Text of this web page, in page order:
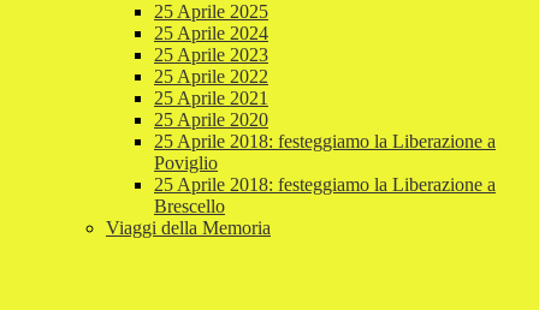
25 Aprile 2025
25 Aprile 2024
25 Aprile 2023
25 Aprile 2022
25 Aprile 2021
25 Aprile 2020
25 Aprile 2018: festeggiamo la Liberazione a
Poviglio
25 Aprile 2018: festeggiamo la Liberazione a
Brescello
Viaggi della Memoria